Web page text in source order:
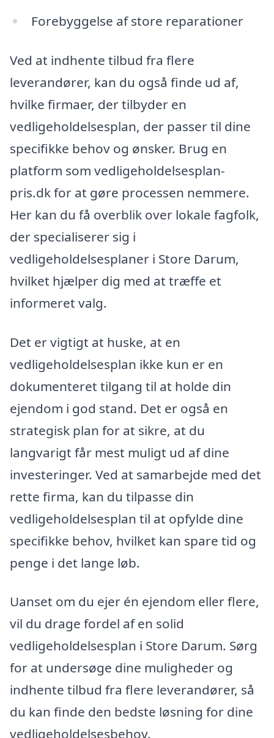
Forebyggelse af store reparationer
Ved at indhente tilbud fra flere
leverandører, kan du også finde ud af,
hvilke firmaer, der tilbyder en
vedligeholdelsesplan, der passer til dine
specifikke behov og ønsker. Brug en
platform som vedligeholdelsesplan-
pris.dk for at gøre processen nemmere.
Her kan du få overblik over lokale fagfolk,
der specialiserer sig i
vedligeholdelsesplaner i Store Darum,
hvilket hjælper dig med at træffe et
informeret valg.
Det er vigtigt at huske, at en
vedligeholdelsesplan ikke kun er en
dokumenteret tilgang til at holde din
ejendom i god stand. Det er også en
strategisk plan for at sikre, at du
langvarigt får mest muligt ud af dine
investeringer. Ved at samarbejde med det
rette firma, kan du tilpasse din
vedligeholdelsesplan til at opfylde dine
specifikke behov, hvilket kan spare tid og
penge i det lange løb.
Uanset om du ejer én ejendom eller flere,
vil du drage fordel af en solid
vedligeholdelsesplan i Store Darum. Sørg
for at undersøge dine muligheder og
indhente tilbud fra flere leverandører, så
du kan finde den bedste løsning for dine
vedligeholdelsesbehov.